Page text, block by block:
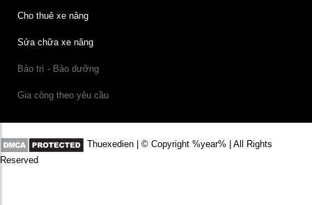
Cho thuê xe nâng
Sửa chữa xe nâng
Bảo trì - Bảo dưỡng
Gia công theo yêu cầu
Thuexedien | © Copyright %year% | All Rights
Reserved